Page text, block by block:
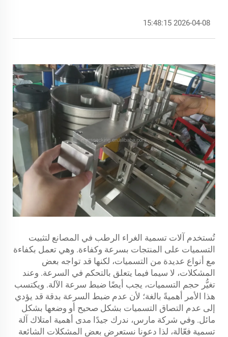
2026-04-08 15:48:15
تُستخدم آلات تسمية الغراء الرطب في المصانع لتثبيت
التسميات على المنتجات بسرعة وكفاءة. وهي تعمل بكفاءة
مع أنواع عديدة من التسميات، لكنها قد تواجه بعض
المشكلات، لا سيما فيما يتعلق بالتحكم في السرعة. وعند
تغيُّر حجم التسميات، يجب أيضًا ضبط سرعة الآلة. ويكتسب
هذا الأمر أهميةً بالغة؛ لأن عدم ضبط السرعة بدقة قد يؤدي
إلى عدم التصاق التسميات بشكل صحيح أو وضعها بشكل
مائل. وفي شركة مارس، ندرك جيدًا مدى أهمية امتلاك آلة
تسمية فعّالة، لذا دعونا نستعرض بعض المشكلات الشائعة